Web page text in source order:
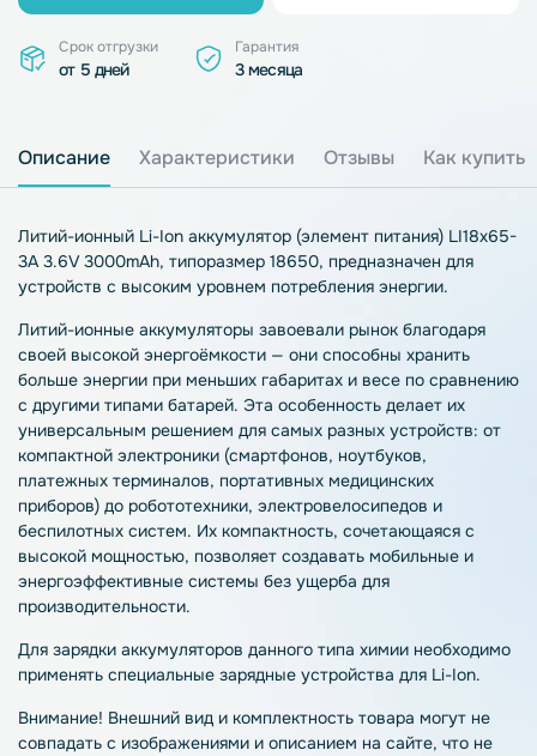
Срок отгрузки
от 5 дней
Гарантия
3 месяца
Описание Характеристики Отзывы Как купить
Литий-ионный Li-Ion аккумулятор (элемент питания) LI18x65-
3A 3.6V 3000mAh, типоразмер 18650, предназначен для
устройств с высоким уровнем потребления энергии.
Литий-ионные аккумуляторы завоевали рынок благодаря
своей высокой энергоёмкости — они способны хранить
больше энергии при меньших габаритах и весе по сравнению
с другими типами батарей. Эта особенность делает их
универсальным решением для самых разных устройств: от
компактной электроники (смартфонов, ноутбуков,
платежных терминалов, портативных медицинских
приборов) до робототехники, электровелосипедов и
беспилотных систем. Их компактность, сочетающаяся с
высокой мощностью, позволяет создавать мобильные и
энергоэффективные системы без ущерба для
производительности.
Для зарядки аккумуляторов данного типа химии необходимо
применять специальные зарядные устройства для Li-Ion.
Внимание! Внешний вид и комплектность товара могут не
совпадать с изображениями и описанием на сайте, что не